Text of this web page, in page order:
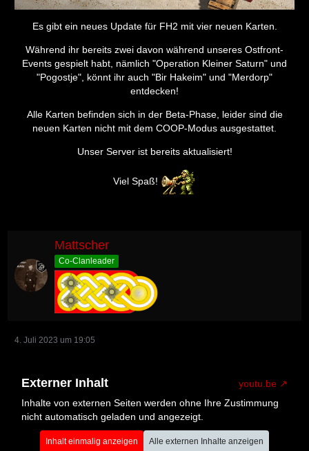
Es gibt ein neues Update für FH2 mit vier neuen Karten.
Während ihr bereits zwei davon während unseres Ostfront-
Events gespielt habt, nämlich "Operation Kleiner Saturn" und
"Pogostje", könnt ihr auch "Bir Hakeim" und "Merdorp"
entdecken!
Alle Karten befinden sich in der Beta-Phase, leider sind die
neuen Karten nicht mit dem COOP-Modus ausgestattet.
Unser Server ist bereits aktualisiert!
Viel Spaß!
Mattscher
Co-Clanleader
4. Juli 2023 um 19:05
Externer Inhalt
youtu.be
Inhalte von externen Seiten werden ohne Ihre Zustimmung
nicht automatisch geladen und angezeigt.
Inhalt einmalig anzeigen Alle externen Inhalte anzeigen